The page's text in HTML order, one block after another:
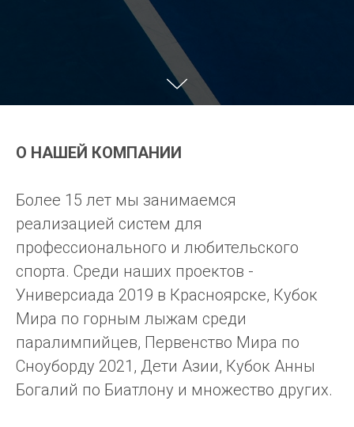
О НАШЕЙ КОМПАНИИ
Более 15 лет мы занимаемся
реализацией систем для
профессионального и любительского
спорта. Среди наших проектов -
Универсиада 2019 в Красноярске, Кубок
Мира по горным лыжам среди
паралимпийцев, Первенство Мира по
Сноуборду 2021, Дети Азии, Кубок Анны
Богалий по Биатлону и множество других.